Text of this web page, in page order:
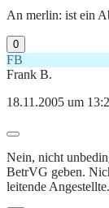
An merlin: ist ein
0
FB
Frank B.
18.11.2005 um
Nein, nicht
BetrVG geben.
leitende Angestellte.